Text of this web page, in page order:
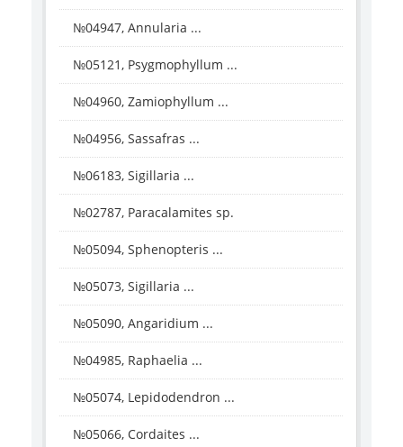
№04947, Annularia ...
№05121, Psygmophyllum ...
№04960, Zamiophyllum ...
№04956, Sassafras ...
№06183, Sigillaria ...
№02787, Paracalamites sp.
№05094, Sphenopteris ...
№05073, Sigillaria ...
№05090, Angaridium ...
№04985, Raphaelia ...
№05074, Lepidodendron ...
№05066, Cordaites ...